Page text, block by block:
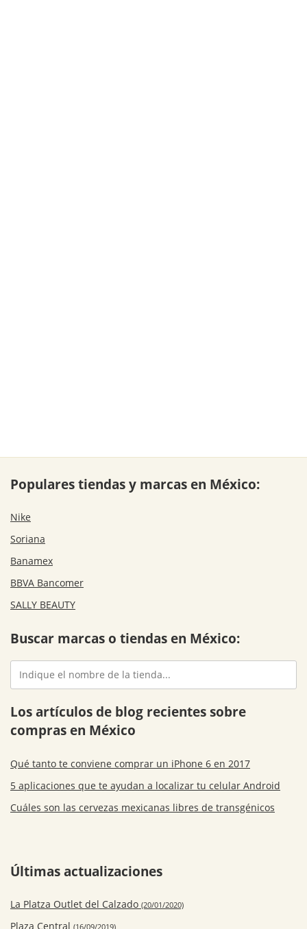
Populares tiendas y marcas en México:
Nike
Soriana
Banamex
BBVA Bancomer
SALLY BEAUTY
Buscar marcas o tiendas en México:
Los artículos de blog recientes sobre
compras en México
Qué tanto te conviene comprar un iPhone 6 en 2017
5 aplicaciones que te ayudan a localizar tu celular Android
Cuáles son las cervezas mexicanas libres de transgénicos
Últimas actualizaciones
La Platza Outlet del Calzado (20/01/2020)
Plaza Central (16/09/2019)